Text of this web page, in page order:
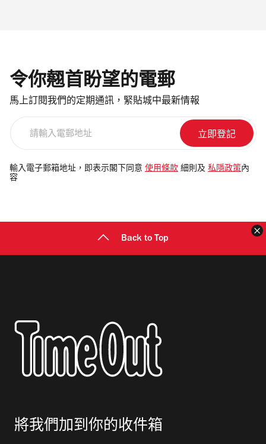
令你翹首盼望的電郵
馬上訂閱我們的定期通訊，緊貼城中最新情報
電
郵
輸入電子郵箱地址，即表示閣下同意 使用條款 細則及 私隱政策 內
容
Back to Top
將我們加到你的收件箱